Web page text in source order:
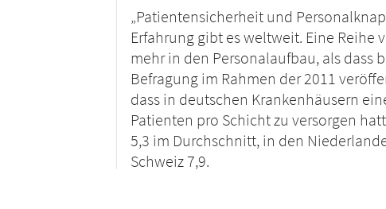
„Patientensicherheit und
Erfahrung gibt es weltweit. Eine
mehr in den Personalaufbau, als dass
Befragung im Rahmen der 2011
dass in deutschen Krankenhäusern
Patienten pro Schicht zu versorgen
5,3 im Durchschnitt, in den
Schweiz 7,9.